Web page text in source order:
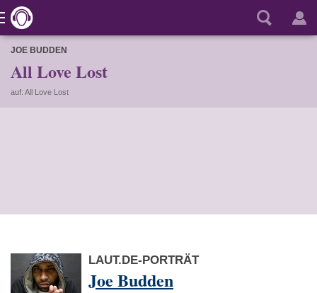
JOE BUDDEN
All Love Lost
auf: All Love Lost
LAUT.DE-PORTRÄT
Joe Budden